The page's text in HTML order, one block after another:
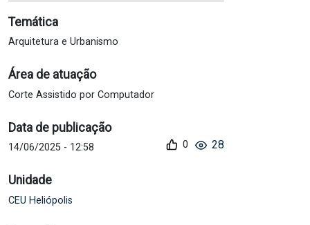
Temática
Arquitetura e Urbanismo
Área de atuação
Corte Assistido por Computador
Data de publicação
14/06/2025 - 12:58
Unidade
CEU Heliópolis
28